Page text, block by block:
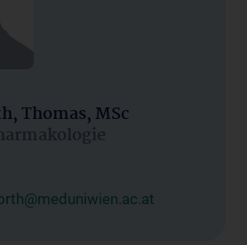
Thomas, MSc